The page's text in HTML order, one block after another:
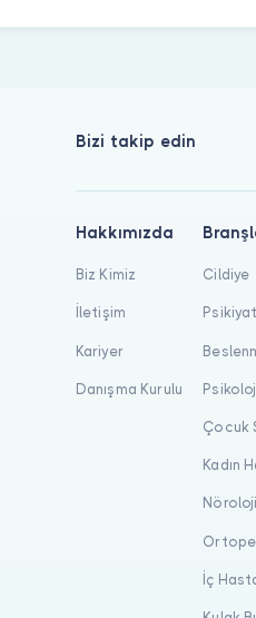
Bizi takip edin
Hakkımızda
Biz Kimiz
İletişim
Kariyer
Danışma Kurulu
Cildiye
Çocuk
Kadın
Nöroloji
İç